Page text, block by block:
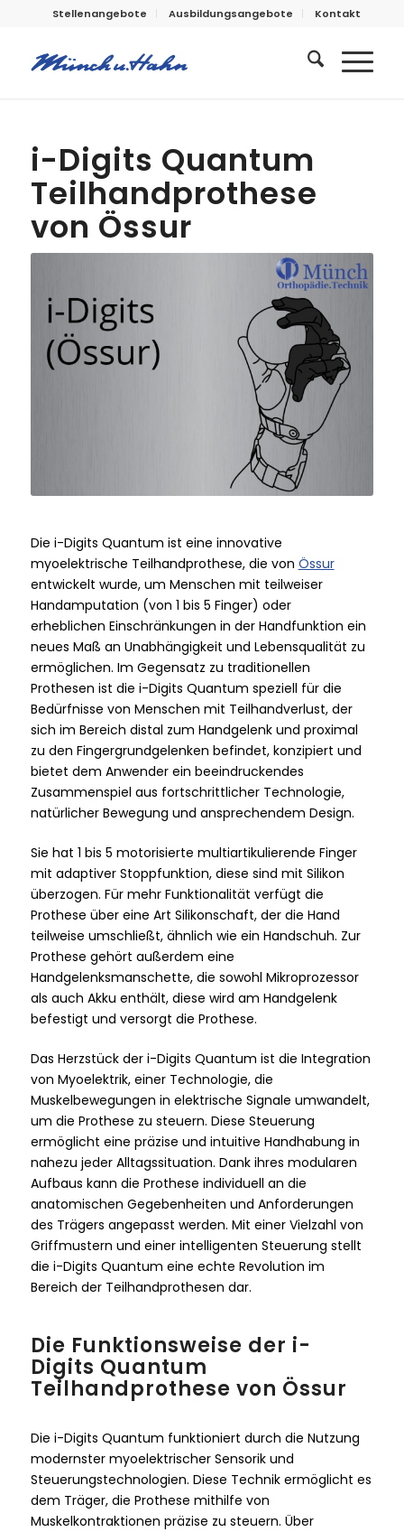
Stellenangebote Ausbildungsangebote Kontakt
i-Digits Quantum
Teilhandprothese
von Össur
Die i-Digits Quantum ist eine innovative
myoelektrische Teilhandprothese, die von Össur
entwickelt wurde, um Menschen mit teilweiser
Handamputation (von 1 bis 5 Finger) oder
erheblichen Einschränkungen in der Handfunktion ein
neues Maß an Unabhängigkeit und Lebensqualität zu
ermöglichen. Im Gegensatz zu traditionellen
Prothesen ist die i-Digits Quantum speziell für die
Bedürfnisse von Menschen mit Teilhandverlust, der
sich im Bereich distal zum Handgelenk und proximal
zu den Fingergrundgelenken befindet, konzipiert und
bietet dem Anwender ein beeindruckendes
Zusammenspiel aus fortschrittlicher Technologie,
natürlicher Bewegung und ansprechendem Design.
Sie hat 1 bis 5 motorisierte multiartikulierende Finger
mit adaptiver Stoppfunktion, diese sind mit Silikon
überzogen. Für mehr Funktionalität verfügt die
Prothese über eine Art Silikonschaft, der die Hand
teilweise umschließt, ähnlich wie ein Handschuh. Zur
Prothese gehört außerdem eine
Handgelenksmanschette, die sowohl Mikroprozessor
als auch Akku enthält, diese wird am Handgelenk
befestigt und versorgt die Prothese.
Das Herzstück der i-Digits Quantum ist die Integration
von Myoelektrik, einer Technologie, die
Muskelbewegungen in elektrische Signale umwandelt,
um die Prothese zu steuern. Diese Steuerung
ermöglicht eine präzise und intuitive Handhabung in
nahezu jeder Alltagssituation. Dank ihres modularen
Aufbaus kann die Prothese individuell an die
anatomischen Gegebenheiten und Anforderungen
des Trägers angepasst werden. Mit einer Vielzahl von
Griffmustern und einer intelligenten Steuerung stellt
die i-Digits Quantum eine echte Revolution im
Bereich der Teilhandprothesen dar.
Die Funktionsweise der i-
Digits Quantum
Teilhandprothese von Össur
Die i-Digits Quantum funktioniert durch die Nutzung
modernster myoelektrischer Sensorik und
Steuerungstechnologien. Diese Technik ermöglicht es
dem Träger, die Prothese mithilfe von
Muskelkontraktionen präzise zu steuern. Über